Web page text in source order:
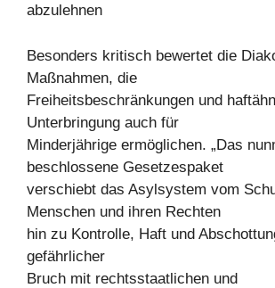
abzulehnen
Besonders kritisch bewertet die
Maßnahmen, die
Freiheitsbeschränkungen und
Unterbringung auch für
Minderjährige ermöglichen. „Das
beschlossene Gesetzespaket
verschiebt das Asylsystem vom
Menschen und ihren Rechten
hin zu Kontrolle, Haft und
gefährlicher
Bruch mit rechtsstaatlichen und